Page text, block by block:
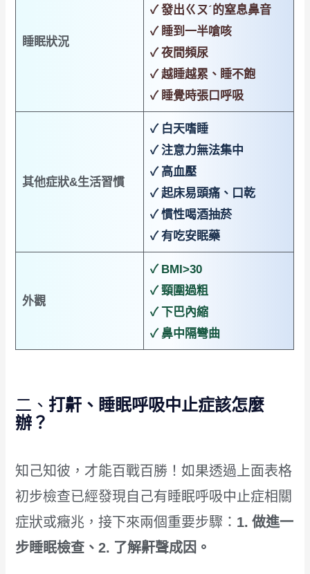
睡眠狀況
✓ 發出ㄍㄡˊ的窒息鼻音
✓ 睡到一半嗆咳
✓ 夜間頻尿
✓ 越睡越累、睡不飽
✓ 睡覺時張口呼吸
其他症狀&生活習慣
✓ 白天嗜睡
✓ 注意力無法集中
✓ 高血壓
✓ 起床易頭痛、口乾
✓ 慣性喝酒抽菸
✓ 有吃安眠藥
外觀
✓ BMI>30
✓ 頸圍過粗
✓ 下巴內縮
✓ 鼻中隔彎曲
二、 打鼾、睡眠呼吸中止症該怎麼
辦？
知己知彼，才能百戰百勝！如果透過上面表格
初步檢查已經發現自己有睡眠呼吸中止症相關
症狀或癥兆，接下來兩個重要步驟： 1. 做進一
步睡眠檢查、2. 了解鼾聲成因。